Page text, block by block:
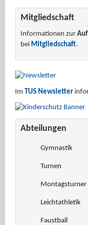
Mitgliedschaft
Informationen zur
bei Mitgliedschaft.
Im TUS Newsletter
Abteilungen
Gymnastik
Turnen
Montagsturner
Leichtathletik
Faustball